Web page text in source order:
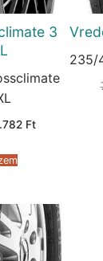
3
Ft.
FtCurrent
235/